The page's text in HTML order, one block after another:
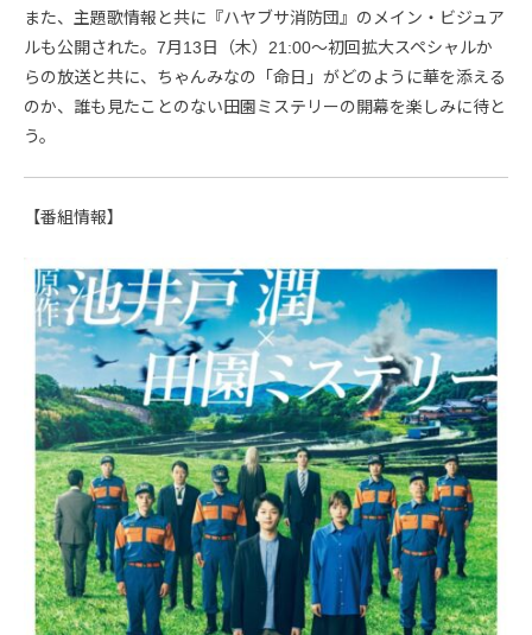
また、主題歌情報と共に『ハヤブサ消防団』のメイン・ビジュア
ルも公開された。7月13日（木）21:00〜初回拡大スペシャルか
らの放送と共に、ちゃんみなの「命日」がどのように華を添える
のか、誰も見たことのない田園ミステリーの開幕を楽しみに待と
う。
【番組情報】